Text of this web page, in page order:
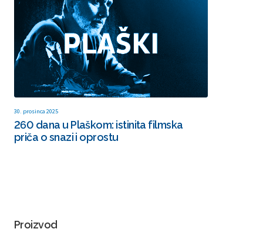
30. prosinca 2025
260 dana u Plaškom: istinita filmska
priča o snazi i oprostu
Proizvod